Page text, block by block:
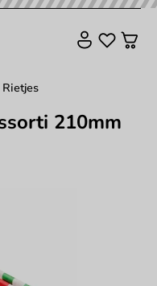
Rietjes
210mm